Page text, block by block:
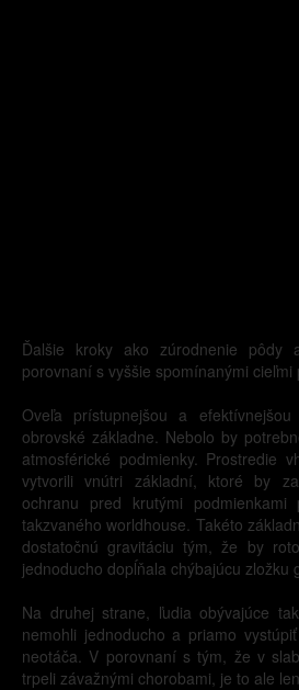
Ďalšie kroky ako zúrodnenie
porovnaní s vyššie spomínanými cieľmi
Oveľa prístupnejšou a
obrovské základne. Nebolo by
atmosférické podmienky. Prostredie
vytvorili vnútri základní, ktoré by
ochranu pred krutými
takzvaného worldhouse. Takéto
dostatočnú gravitáciu tým, že by
jednoducho dopĺňala chýbajúcu zložku
Na druhej strane, ľudia obývajúce
nemohli jednoducho a priamo
neotáča. V porovnaní s tým, že v
trpeli závažnými chorobami, je to ale